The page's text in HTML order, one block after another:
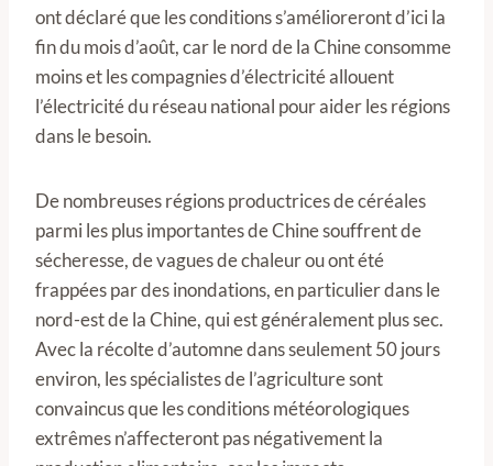
ont déclaré que les conditions s’amélioreront d’ici la
fin du mois d’août, car le nord de la Chine consomme
moins et les compagnies d’électricité allouent
l’électricité du réseau national pour aider les régions
dans le besoin.
De nombreuses régions productrices de céréales
parmi les plus importantes de Chine souffrent de
sécheresse, de vagues de chaleur ou ont été
frappées par des inondations, en particulier dans le
nord-est de la Chine, qui est généralement plus sec.
Avec la récolte d’automne dans seulement 50 jours
environ, les spécialistes de l’agriculture sont
convaincus que les conditions météorologiques
extrêmes n’affecteront pas négativement la